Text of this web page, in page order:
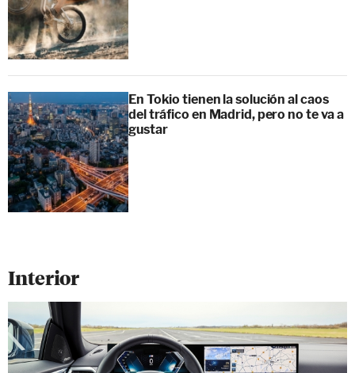
En Tokio tienen la solución al caos
del tráfico en Madrid, pero no te va a
gustar
Interior